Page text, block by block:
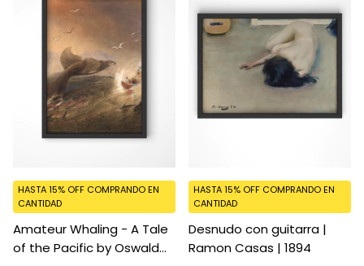
Amateur Whaling - A Tale
of the Pacific by Oswald
HASTA 15% OFF COMPRANDO EN
CANTIDAD
Desnudo con guitarra |
Ramon Casas | 1894
HASTA 15% OFF COMPRANDO EN
CANTIDAD